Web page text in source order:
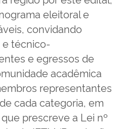
eleitoral e
convidando
e técnico-
e egressos de
acadêmica
representantes
cada categoria, em
prescreve a Lei nº